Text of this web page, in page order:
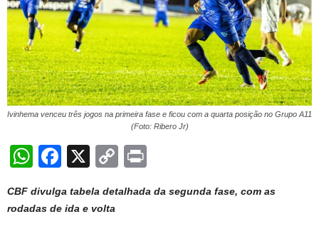
Ivinhema venceu três jogos na primeira fase e ficou com a quarta posição no Grupo A11
(Foto: Ribero Jr)
W
at
F
c
X
C
p
t
CBF divulga tabela detalhada da segunda fase, com as
rodadas de ida e volta